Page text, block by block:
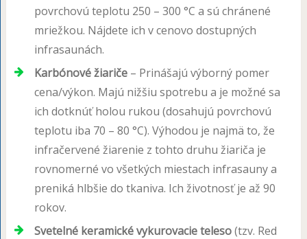
povrchovú teplotu 250 – 300 °C a sú chránené
mriežkou. Nájdete ich v cenovo dostupných
infrasaunách.
Karbónové žiariče– Prinášajú výborný pomer
cena/výkon. Majú nižšiu spotrebu a je možné sa
ich dotknúť holou rukou (dosahujú povrchovú
teplotu iba 70 – 80 °C). Výhodou je najmä to, že
infračervené žiarenie z tohto druhu žiariča je
rovnomerné vo všetkých miestach infrasauny a
preniká hlbšie do tkaniva. Ich životnosť je až 90
rokov.
Svetelné keramické vykurovacie teleso(tzv. Red